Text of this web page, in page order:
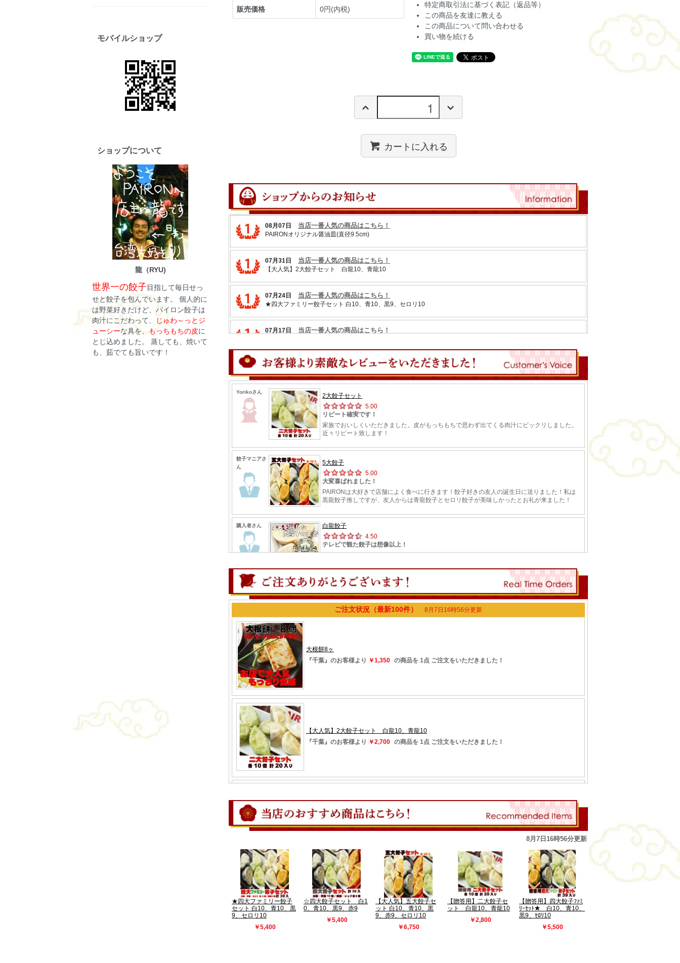
販売価格 0円(内税)
特定商取引法に基づく表記（返品等）
この商品を友達に教える
この商品について問い合わせる
買い物を続ける
カートに入れる
モバイルショップ
ショップについて
龍（RYU)
世界一の餃子目指して毎日せっ
せと餃子を包んでいます。 個人的に
は野菜好きだけど、パイロン餃子は
肉汁にこだわって、
じゅわ～っとジ
ューシーな具を、もっちもちの皮に
とじ込めました。 蒸しても、焼いて
も、茹でても旨いです！